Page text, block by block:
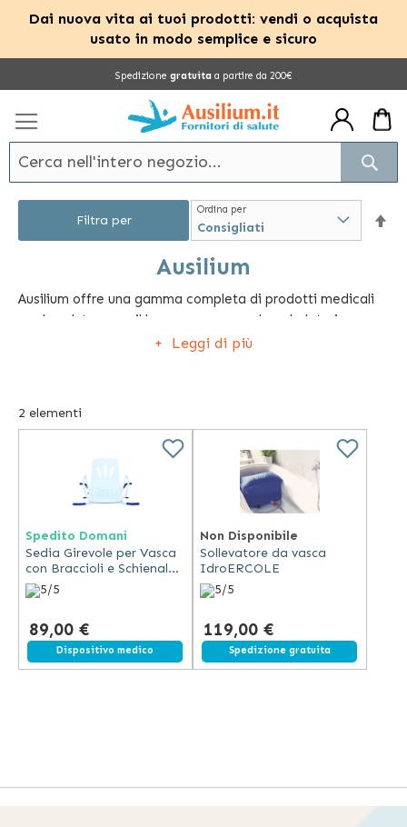
Dai nuova vita ai tuoi prodotti: vendi o acquista
usato in modo semplice e sicuro
Spedizione gratuita a partire da 200€
Ausilium
Ausilium offre una gamma completa di prodotti medicali
per la salute e per il benessere come deambulatori,
termometri, stampelle, carrozzine, kit antidecubito.
Leggi di più
2 elementi
Ordina per
Spedito Domani
Sedia Girevole per Vasca
con Braccioli e Schienale
Antiscivolo
5/5
89,00 €
Spedizione gratuita
Dispositivo medico
Non Disponibile
Sollevatore da vasca
IdroERCOLE
5/5
119,00 €
Spedizione gratuita
Filtra per